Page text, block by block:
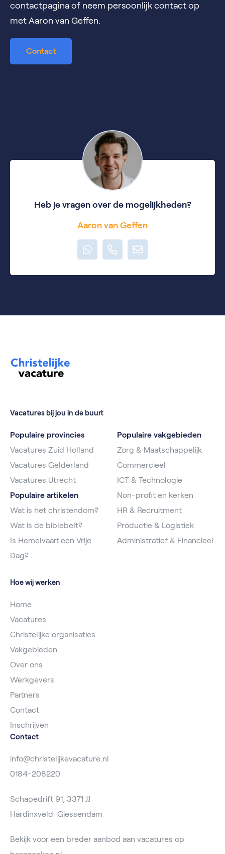
contactpagina of neem persoonlijk contact op
met Aaron van Geffen.
Contact
Heb je vragen over de mogelijkheden?
Aaron van Geffen
Vacatures bij jou in de buurt
Populaire provincies
Vacatures Zuid Holland
Vacatures Gelderland
Vacatures Utrecht
Populaire artikelen
Wat is het christendom?
Wat is de biblebelt?
Is Hemelvaart een Vrije
Dag?
Populaire vakgebieden
Zorg & Maatschappelijk
Commercieel
ICT & Technologie
Non-profit en kerken
HR & Recruitment
Productie & Logistiek
Administratief & Financieel
Hoe wij werken
Home
Vacatures
Christelijke organisaties
Vakgebieden
Over ons
Werkgevers
Partners
Contact
Inschrijven
Contact
info@christelijkevacature.nl
0184-208220
Schapedrift 91, 3371 JJ
Hardinxveld-Giessendam
Bekijk voor een breder aanbod aan vacatures op